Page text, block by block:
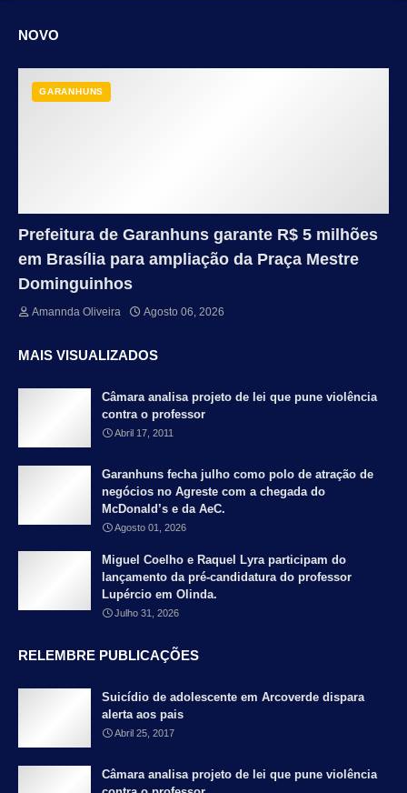
NOVO
GARANHUNS
Prefeitura de Garanhuns garante R$ 5 milhões
em Brasília para ampliação da Praça Mestre
Dominguinhos
Amannda Oliveira Agosto 06, 2026
MAIS VISUALIZADOS
Câmara analisa projeto de lei que pune violência
contra o professor
Abril 17, 2011
Garanhuns fecha julho como polo de atração de
negócios no Agreste com a chegada do
McDonald’s e da AeC.
Agosto 01, 2026
Miguel Coelho e Raquel Lyra participam do
lançamento da pré-candidatura do professor
Lupércio em Olinda.
Julho 31, 2026
RELEMBRE PUBLICAÇÕES
Suicídio de adolescente em Arcoverde dispara
alerta aos pais
Abril 25, 2017
Câmara analisa projeto de lei que pune violência